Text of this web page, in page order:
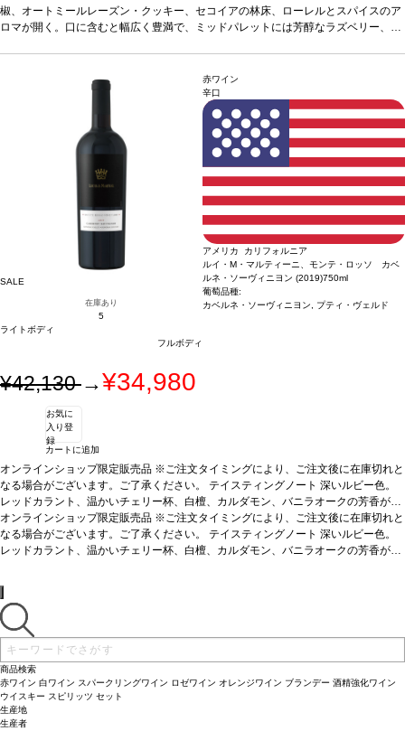
ラズベリー、ブラックチェリー、熟したブルーベリーとほ
のかなカカオを感じる。長い余韻の見事な後味は、熟した
ァンデル、プティ・シラー、シラー
庫切れの場合、在庫があり価格が同様の場合は自動的に次
のヴィンテージに変更されます、ご了承ください。
椒、オートミールレーズン・クッキー、セコイアの林床、ローレルとスパイスのア
ロマが開く。口に含むと幅広く豊満で、ミッドパレットには芳醇なラズベリー、ブ
ーク・リブ、中華などと好相性。
葡萄品種ジンファンデル、プティ・シラー、シ
*本ヴィンテージが在庫切れの場合、在庫があり価格が同様の場合は自動的に
次のヴィンテージに変更されます、ご了承ください。
SALE
在庫あり
5
ライトボディ
フルボディ
赤ワイン
辛口
アメリカ カリフォルニア
ルイ・M・マルティーニ、モンテ・ロッソ カベ
ルネ・ソーヴィニヨン (2019)750ml
葡萄品種:
カベルネ・ソーヴィニヨン, プティ・ヴェルド
¥42,130→¥34,980
お気に
入り登
録
カートに追加
オンラインショップ限定販売品 ※ご注文タイミングにより、ご注文後に在庫切れと
なる場合がございます。ご了承ください。 テイスティングノート 深いルビー色。
レッドカラント、温かいチェリー杯、白檀、カルダモン、バニラオークの芳香が広
がり、豊かな味わいは、ブラックプラム、カシス、コーラの木、ココアをまぶした
トリュフを含む。豪華でエレガントな後味は、しなやかな口当たりとまろやかなタ
ンニンのストラクチャーを伴う。合う料理 赤身肉、熟成肉などと好相性葡萄品種
オンラインショップ限定販売品 ※ご注文タイミングにより、ご注文後に在庫切れと
なる場合がございます。ご了承ください。 テイスティングノート 深いルビー色。
レッドカラント、温かいチェリー杯、白檀、カルダモン、バニラオークの芳香が広
トリュフを含む。豪華でエレガントな後味は、しなやかな口当たりとまろやかなタ
ンニンのストラクチャーを伴う。
95%カベルネ・ソーヴィニヨン、5%プティ・ヴェルド
商品検索
赤ワイン 白ワイン スパークリングワイン ロゼワイン オレンジワイン ブランデー 酒精強化ワイン
ウイスキー スピリッツ セット
生産地
生産者